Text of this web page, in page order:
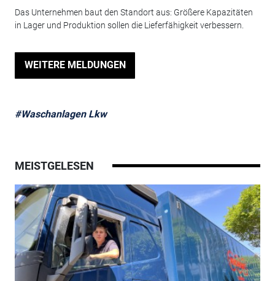
Das Unternehmen baut den Standort aus: Größere Kapazitäten
in Lager und Produktion sollen die Lieferfähigkeit verbessern.
WEITERE MELDUNGEN
#Waschanlagen Lkw
MEISTGELESEN